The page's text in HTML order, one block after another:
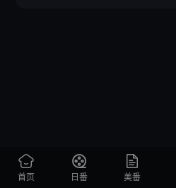
首页 日番 美番